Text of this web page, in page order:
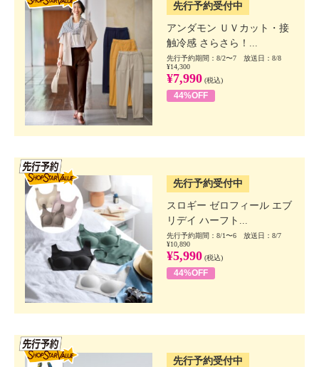
先行予約受付中
アンダモン ＵＶカット・接
触冷感 さらさら！...
先行予約期間：8/2〜7 放送日：8/8
¥14,300
¥7,990 (税込)
44%OFF
先行予約受付中
スロギー ゼロフィール エブ
リデイ ハーフト...
先行予約期間：8/1〜6 放送日：8/7
¥10,890
¥5,990 (税込)
44%OFF
先行予約受付中